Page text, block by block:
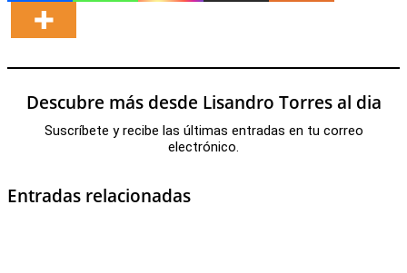
Descubre más desde Lisandro Torres al dia
Suscríbete y recibe las últimas entradas en tu correo
electrónico.
Entradas relacionadas